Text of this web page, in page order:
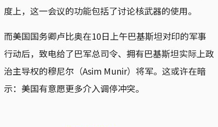
度上，这一会议的功能包括了讨论核武器的使用。
而美国国务卿卢比奥在10日上午巴基斯坦对印的军事
行动后，致电给了巴军总司令、拥有巴基斯坦实际上政
治主导权的穆尼尔（Asim Munir）将军。这或许在暗
示：美国有意愿更多介入调停冲突。